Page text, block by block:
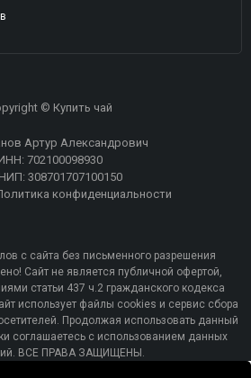
© Купить чай
Артур Александрович
702100098930
308701707100150
конфиденциальности
с сайта без письменного разрешения
Сайт не является публичной офертой,
статьи 437 ч.2 гражданского кодекса
использует файлы cookies и сервис сбора
Продолжая использовать данный
соглашаетесь с использованием данных
ВСЕ ПРАВА ЗАЩИЩЕНЫ.